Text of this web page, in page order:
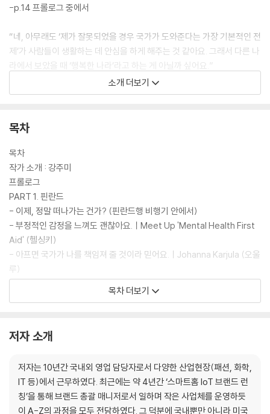
-p.14 프롤로그 중에서
“네, 아무래도 ‘제가 잘못되었을 경우 국가가 도와준다는 가장 기본적인 전
제’가 사람들이 생활하는 데 안심을 하게 해주는 것 같아요. 그래서 다른 나
라에서 보았을 때 ‘행복한 나라’라고 하는 게 아닐까 싶어요.”
-p.47 ‘아프면 국가가 나를 책임져 줄것이라 믿어요’ 중에서
새로운 나라를 가서 관광지를 바쁘게 다니기 보다는 근처 작은 마을을 돌
상 이런 ‘마이너한 여행’을 즐기는 것 같다. 남들과는 다르지만 이렇게 다니
는 것이 내게는 좀 더 의미 있고 마음을 설레게 한다. 그래서 그런가 여행에
대한 기억이 마음속에 오래 남기도 한다.
-p.57 ‘직장에서 힘든 일이 있었나요?’ 중에서
“저는 사실 제 일상에 너무 지쳐있었던 거 같아요. 그 누구도 아닌 제 자신
이 저를 끝까지 몰아붙였던 거 같아요. 그런데 어느 순간 그냥 모두 놓아버
리고 싶더군요.”
“그럴 수 있어요. 사람은 기계가 아니잖아요. 자연 속에서 생존하며 살아가
게 만들어진 인간에게 '쉬지 않고 일하는 삶'이 오히려 더 이상하지 않아
-p. 203 ‘잠시 쉬어가도 괜찮아요’ 중에서
언젠가 그런 생각한 적이 있었다. 내게 다시 1,600만원이라는 돈이 생긴다
면? 그 돈에 조금 더 보태서 ‘차를 살 것인가, 아니면 이번 여행을 다시 할
것인가?’ 하는…. 그리고 10초도 되지 않아 바로 답을 알 수 있었다. 다시 내
소개 더보기
목차
목차
작가 소개 : 강주미
프롤로그
PART 1. 핀란드
- 이제, 정말 떠나가는 건가? (핀란드행 비행기 안에서)
- 부정적인 감정을 느껴도 괜찮아요.ㅣMeet Up 'Mental Health First
Aid' (헬싱키)
- 아프면 국가가 나를 책임져 줄 것이라 믿어요.ㅣJohanna Karjula (오울
루)
- 직장에서 힘든 일이 있었나요? ㅣ미나림 (탐페레)
- 나도, 50살 기념으로 산티아고 순례길을 다녀왔어요.ㅣMinna Glans
- 자유롭게 내 생각을 말할 수 있는 나라에서 살 수 있어서 기뻐요. ㅣMar
- 나눌수록 행복감을 느껴요. ㅣ Stella Borg (말뫼)
PART 3. 노르웨이
- 우리는 신발 대신 '스키'를 신어요. (트롬쇠)
목차 더보기
저자 소개
저자는 10년간 국내외 영업 담당자로서 다양한 산업현장(패션, 화학,
IT 등)에서 근무하였다. 최근에는 약 4년간 ‘스마트홈 IoT 브랜드 런
칭’을 통해 브랜드 총괄 매니저로서 일하며 작은 사업체를 운영하듯
이 A-Z의 과정을 모두 전담하였다. 그 덕분에 국내뿐만 아니라 미국